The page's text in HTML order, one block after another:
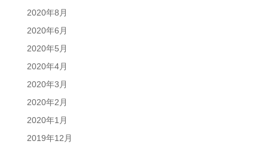
2020年8月
2020年6月
2020年5月
2020年4月
2020年3月
2020年2月
2020年1月
2019年12月